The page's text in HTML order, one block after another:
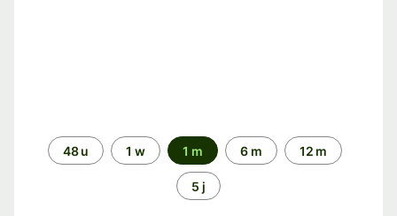
Periode48 u 1 w 1 m 6 m 12 m
5 j